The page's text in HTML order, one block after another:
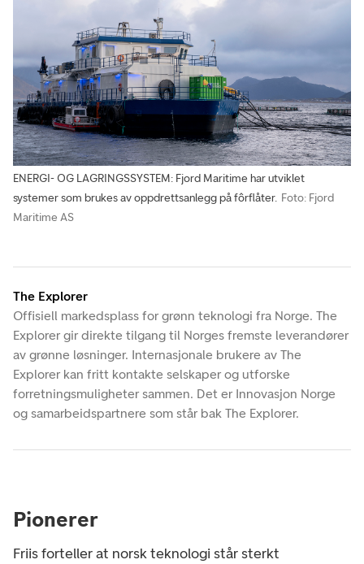
ENERGI- OG LAGRINGSSYSTEM: Fjord Maritime har utviklet
systemer som brukes av oppdrettsanlegg på fôrflåter. Foto: Fjord
Maritime AS
The Explorer
Offisiell markedsplass for grønn teknologi fra Norge. The
Explorer gir direkte tilgang til Norges fremste leverandører
av grønne løsninger. Internasjonale brukere av The
Explorer kan fritt kontakte selskaper og utforske
forretningsmuligheter sammen. Det er Innovasjon Norge
og samarbeidspartnere som står bak The Explorer.
Pionerer
Friis forteller at norsk teknologi står sterkt